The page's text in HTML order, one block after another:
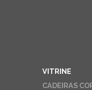
VITRINE
CADEIRAS